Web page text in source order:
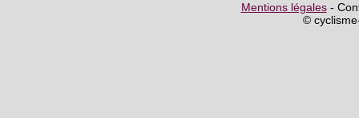
Mentions légales-
©